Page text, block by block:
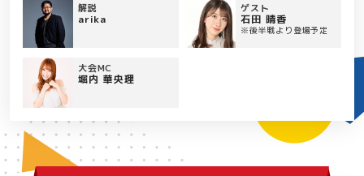
解説
arika
ゲスト
石田 晴香
※後半戦より登場予定
大会MC
堀内 華央理